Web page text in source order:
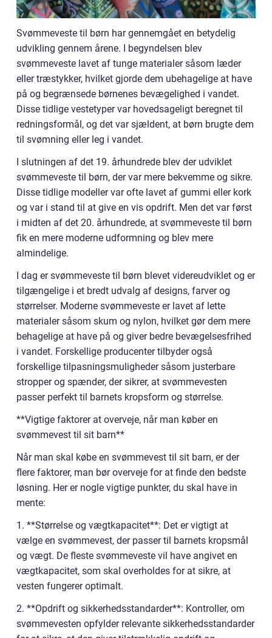
Svømmeveste til børn har gennemgået en betydelig
udvikling gennem årene. I begyndelsen blev
svømmeveste lavet af tunge materialer såsom læder
eller træstykker, hvilket gjorde dem ubehagelige at have
på og begrænsede børnenes bevægelighed i vandet.
Disse tidlige vestetyper var hovedsageligt beregnet til
redningsformål, og det var sjældent, at børn brugte dem
til svømning eller leg i vandet.
I slutningen af det 19. århundrede blev der udviklet
svømmeveste til børn, der var mere bekvemme og sikre.
Disse tidlige modeller var ofte lavet af gummi eller kork
og var i stand til at give en vis opdrift. Men det var først
i midten af det 20. århundrede, at svømmeveste til børn
fik en mere moderne udformning og blev mere
almindelige.
I dag er svømmeveste til børn blevet videreudviklet og er
tilgængelige i et bredt udvalg af designs, farver og
størrelser. Moderne svømmeveste er lavet af lette
materialer såsom skum og nylon, hvilket gør dem mere
behagelige at have på og giver bedre bevægelsesfrihed
i vandet. Forskellige producenter tilbyder også
forskellige tilpasningsmuligheder såsom justerbare
stropper og spænder, der sikrer, at svømmevesten
passer perfekt til barnets kropsform og størrelse.
**Vigtige faktorer at overveje, når man køber en
svømmevest til sit barn**
Når man skal købe en svømmevest til sit barn, er der
flere faktorer, man bør overveje for at finde den bedste
løsning. Her er nogle vigtige punkter, du skal have in
mente:
1. **Størrelse og vægtkapacitet**: Det er vigtigt at
vælge en svømmevest, der passer til barnets kropsmål
og vægt. De fleste svømmeveste vil have angivet en
vægtkapacitet, som skal overholdes for at sikre, at
vesten fungerer optimalt.
2. **Opdrift og sikkerhedsstandarder**: Kontroller, om
svømmevesten opfylder relevante sikkerhedsstandarder